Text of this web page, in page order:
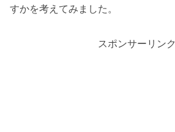
すかを考えてみました。
スポンサーリンク